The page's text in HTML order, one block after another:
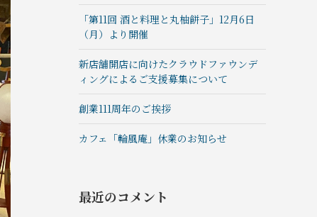
「第11回 酒と料理と丸柚餅子」12月6日
（月）より開催
新店舗開店に向けたクラウドファウンデ
ィングによるご支援募集について
創業111周年のご挨拶
カフェ「輪風庵」休業のお知らせ
最近のコメント